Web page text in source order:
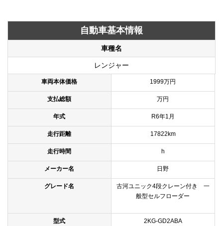
自動車基本情報
車種名
レンジャー
車両本体価格 1999万円
支払総額 万円
年式 R6年1月
走行距離 17822km
走行時間 h
メーカー名 日野
グレード名
古河ユニック4段クレーン付き 一
般型セルフローダー
型式 2KG-GD2ABA